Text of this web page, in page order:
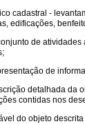
cadastral -
edificações,
de
de
detalhada da
contidas nos
do objeto